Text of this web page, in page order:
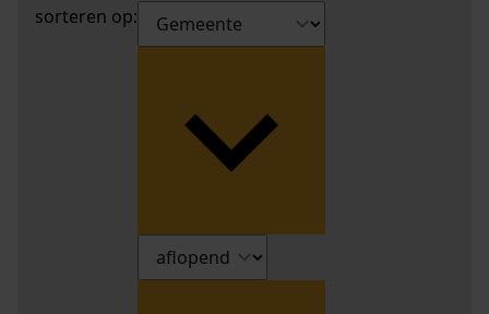
sorteren op: